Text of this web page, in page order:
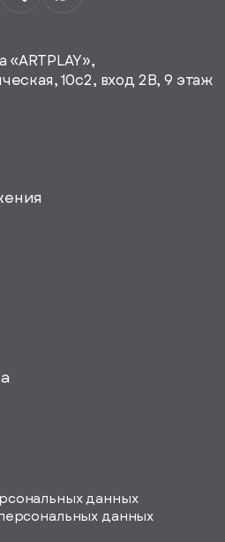
viewBox="0
0
10с2, вход 2B, 9 этаж
данных
данных